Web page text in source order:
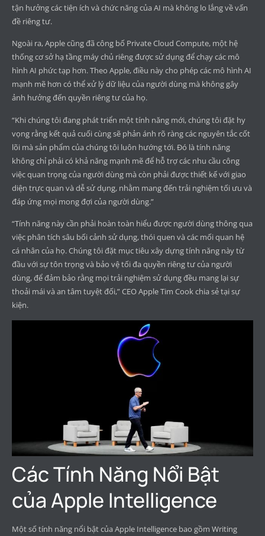
tận hưởng các tiện ích và chức năng của AI mà không lo lắng về vấn
đề riêng tư.
Ngoài ra, Apple cũng đã công bố Private Cloud Compute, một hệ
thống cơ sở hạ tầng máy chủ riêng được sử dụng để chạy các mô
hình AI phức tạp hơn. Theo Apple, điều này cho phép các mô hình AI
mạnh mẽ hơn có thể xử lý dữ liệu của người dùng mà không gây
ảnh hưởng đến quyền riêng tư của họ.
“Khi chúng tôi đang phát triển một tính năng mới, chúng tôi đặt hy
vọng rằng kết quả cuối cùng sẽ phản ánh rõ ràng các nguyên tắc cốt
lõi mà sản phẩm của chúng tôi luôn hướng tới. Đó là tính năng
không chỉ phải có khả năng mạnh mẽ để hỗ trợ các nhu cầu công
việc quan trọng của người dùng mà còn phải được thiết kế với giao
diện trực quan và dễ sử dụng, nhằm mang đến trải nghiệm tối ưu và
đáp ứng mọi mong đợi của người dùng.”
“Tính năng này cần phải hoàn toàn hiểu được người dùng thông qua
việc phân tích sâu bối cảnh sử dụng, thói quen và các mối quan hệ
cá nhân của họ. Chúng tôi đặt mục tiêu xây dựng tính năng này từ
đầu với sự tôn trọng và bảo vệ tối đa quyền riêng tư của người
dùng, để đảm bảo rằng mọi trải nghiệm sử dụng đều mang lại sự
thoải mái và an tâm tuyệt đối,” CEO Apple Tim Cook chia sẻ tại sự
kiện.
Các Tính Năng Nổi Bật
của Apple Intelligence
Một số tính năng nổi bật của Apple Intelligence bao gồm Writing